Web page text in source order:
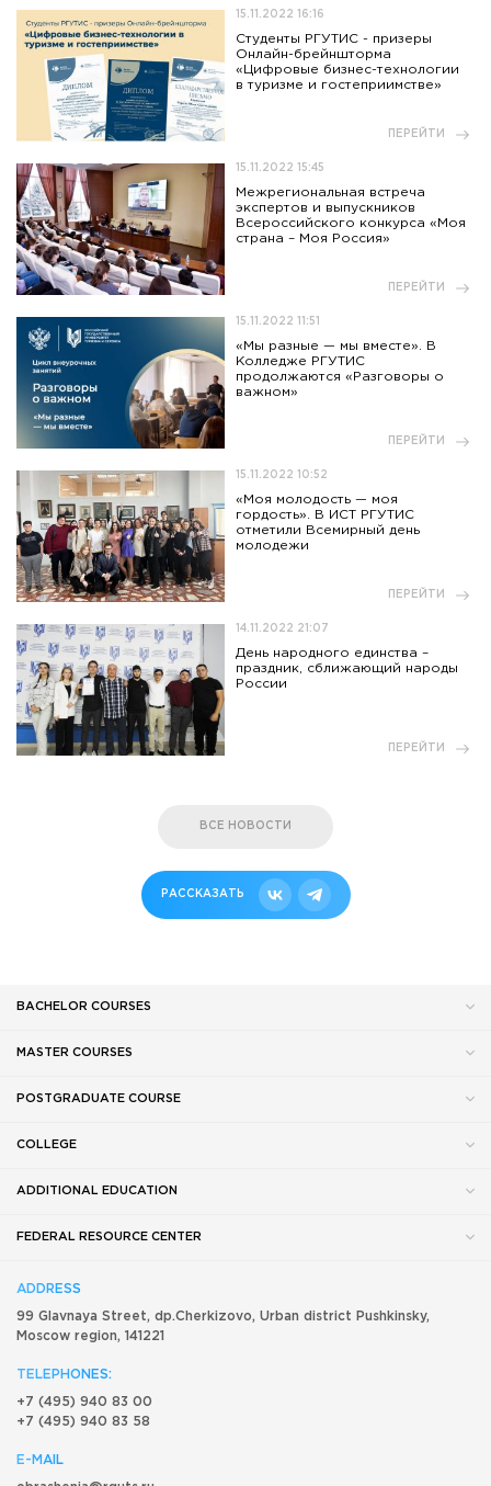
15.11.2022 16:16
Студенты РГУТИС - призеры
Онлайн-брейншторма
«Цифровые бизнес-технологии
в туризме и гостеприимстве»
ПЕРЕЙТИ
15.11.2022 15:45
Межрегиональная встреча
экспертов и выпускников
Всероссийского конкурса «Моя
страна – Моя Россия»
ПЕРЕЙТИ
15.11.2022 11:51
«Мы разные — мы вместе». В
Колледже РГУТИС
продолжаются «Разговоры о
важном»
ПЕРЕЙТИ
15.11.2022 10:52
«Моя молодость — моя
гордость». В ИСТ РГУТИС
отметили Всемирный день
молодежи
ПЕРЕЙТИ
14.11.2022 21:07
День народного единства –
праздник, сближающий народы
России
ПЕРЕЙТИ
ВСЕ НОВОСТИ
РАССКАЗАТЬ
BACHELOR COURSES
MASTER COURSES
POSTGRADUATE COURSE
COLLEGE
ADDITIONAL EDUCATION
FEDERAL RESOURCE CENTER
ADDRESS
99 Glavnaya Street, dp.Cherkizovo, Urban district Pushkinsky,
Moscow region, 141221
TELEPHONES:
+7 (495) 940 83 00
+7 (495) 940 83 58
E-MAIL